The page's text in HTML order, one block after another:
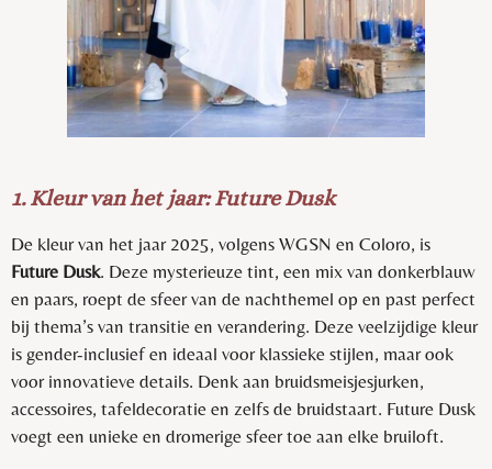
1. Kleur van het jaar: Future Dusk
De kleur van het jaar 2025, volgens WGSN en Coloro, is
Future Dusk. Deze mysterieuze tint, een mix van donkerblauw
en paars, roept de sfeer van de nachthemel op en past perfect
bij thema’s van transitie en verandering. Deze veelzijdige kleur
is gender-inclusief en ideaal voor klassieke stijlen, maar ook
voor innovatieve details. Denk aan bruidsmeisjesjurken,
accessoires, tafeldecoratie en zelfs de bruidstaart. Future Dusk
voegt een unieke en dromerige sfeer toe aan elke bruiloft.